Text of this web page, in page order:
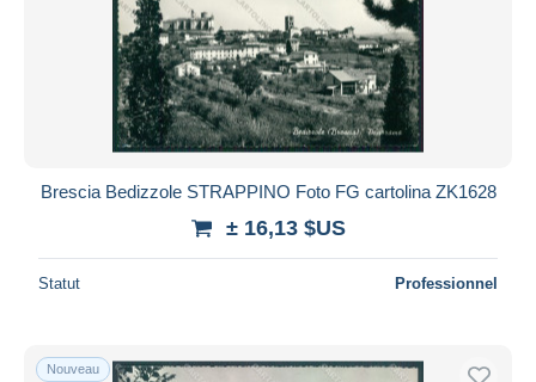
Brescia Bedizzole STRAPPINO Foto FG cartolina ZK1628
± 16,13 $US
Statut Professionnel
Nouveau